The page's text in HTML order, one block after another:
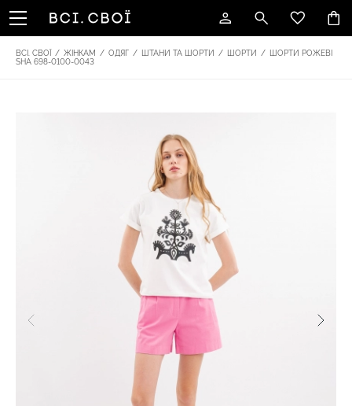
ВСІ. СВОЇ / ЖІНКАМ / ОДЯГ / ШТАНИ ТА ШОРТИ / ШОРТИ /
ШОРТИ РОЖЕВІ
SHA 698-0100-0043